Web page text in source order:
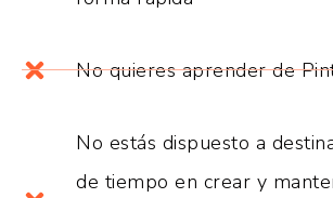
No quieres aprender de
No estás dispuesto a
de tiempo en crear y